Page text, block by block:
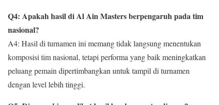
Q4: Apakah hasil di Al Ain Masters berpengaruh pada tim
nasional?
A4: Hasil di turnamen ini memang tidak langsung menentukan
komposisi tim nasional, tetapi performa yang baik meningkatkan
peluang pemain dipertimbangkan untuk tampil di turnamen
dengan level lebih tinggi.